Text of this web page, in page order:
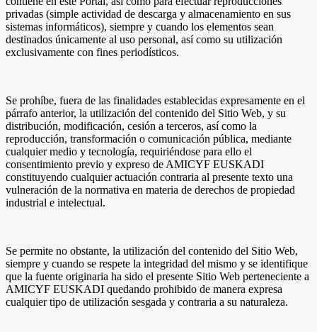
privadas (simple actividad de descarga y almacenamiento en sus
sistemas informáticos), siempre y cuando los elementos sean
destinados únicamente al uso personal, así como su utilización
exclusivamente con fines periodísticos.
Se prohíbe, fuera de las finalidades establecidas expresamente en el
párrafo anterior, la utilización del contenido del Sitio Web, y su
distribución, modificación, cesión a terceros, así como la
reproducción, transformación o comunicación pública, mediante
cualquier medio y tecnología, requiriéndose para ello el
consentimiento previo y expreso de AMICYF EUSKADI
constituyendo cualquier actuación contraria al presente texto una
vulneración de la normativa en materia de derechos de propiedad
industrial e intelectual.
Se permite no obstante, la utilización del contenido del Sitio Web,
siempre y cuando se respete la integridad del mismo y se identifique
que la fuente originaria ha sido el presente Sitio Web perteneciente a
AMICYF EUSKADI quedando prohibido de manera expresa
cualquier tipo de utilización sesgada y contraria a su naturaleza.